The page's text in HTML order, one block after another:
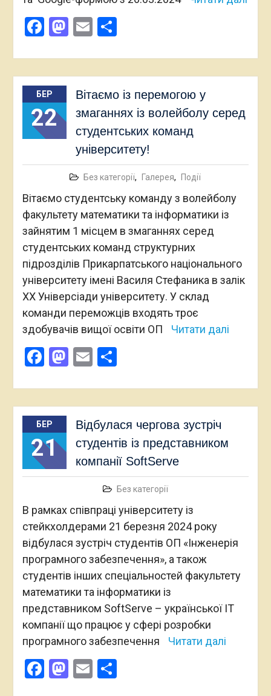
Facebook
Mastodon
EmailПоділитися
БЕР
22
Вітаємо із перемогою у
змаганнях із волейболу серед
студентських команд
університету!
Без категорії, Галерея, Події
Вітаємо студентську команду з волейболу
факультету математики та інформатики із
зайнятим 1 місцем в змаганнях серед
студентських команд структурних
підрозділів Прикарпатського національного
університету імені Василя Стефаника в залік
ХХ Універсіади університету. У склад
команди переможців входять троє
здобувачів вищої освіти ОП
Читати далі
Facebook
Mastodon
EmailПоділитися
БЕР
21
Відбулася чергова зустріч
студентів із представником
компанії SoftServe
Без категорії
В рамках співпраці університету із
стейкхолдерами 21 березня 2024 року
відбулася зустріч студентів ОП «Інженерія
програмного забезпечення», а також
студентів інших спеціальностей факультету
математики та інформатики із
представником SoftServe – української ІТ
компанії що працює у сфері розробки
програмного забезпечення
Читати далі
Facebook
Mastodon
EmailПоділитися